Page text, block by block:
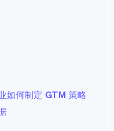
如何制定 GTM 策略